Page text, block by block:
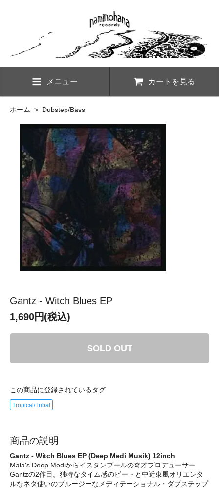
メニュー カートを見る
ホーム > Dubstep/Bass
Gantz - Witch Blues EP
1,690円(税込)
SOLD OUT
この商品に登録されているタグ
Tropical/Tribal
商品の説明
Gantz - Witch Blues EP (Deep Medi Musik) 12inch
Mala's Deep Mediからイスタンブールの奇才プロデューサー
Gantzの2作目。独特なタイム感のビートと中近東風オリエンタ
ルなネタ使いのブルージーなメディテーショナル・ダブステップ